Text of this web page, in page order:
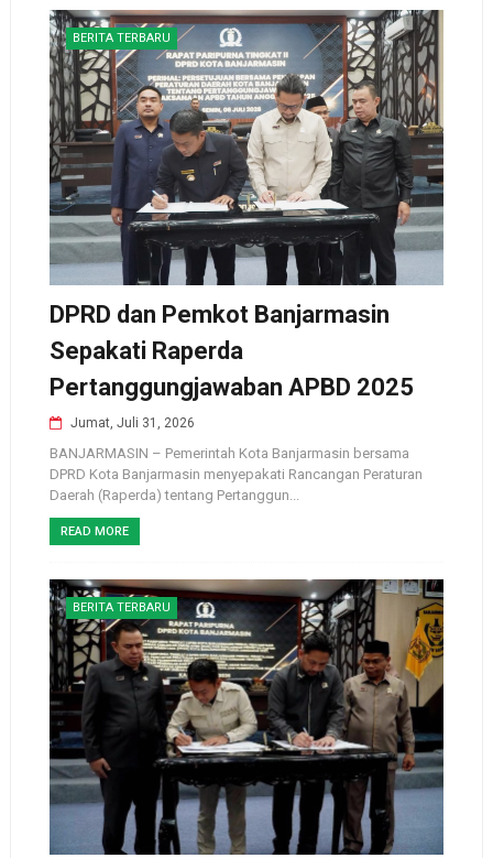
BERITA TERBARU
DPRD dan Pemkot Banjarmasin
Sepakati Raperda
Pertanggungjawaban APBD 2025
Jumat, Juli 31, 2026
BANJARMASIN – Pemerintah Kota Banjarmasin bersama
DPRD Kota Banjarmasin menyepakati Rancangan Peraturan
Daerah (Raperda) tentang Pertanggun...
READ MORE
BERITA TERBARU